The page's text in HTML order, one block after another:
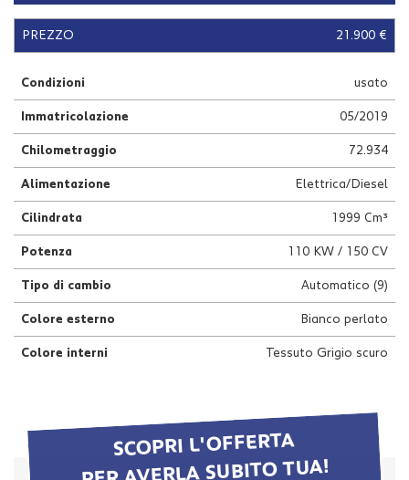
PREZZO 21.900 €
Condizioni usato
Immatricolazione 05/2019
Chilometraggio 72.934
Alimentazione Elettrica/Diesel
Cilindrata 1999 Cm³
Potenza 110 KW / 150 CV
Tipo di cambio Automatico (9)
Colore esterno Bianco perlato
Colore interni Tessuto Grigio scuro
SCOPRI L'OFFERTA
PER AVERLA SUBITO TUA!
di
questi
di
si
rimanda
cookie
Puoi
rivedere
e
modificare
le
tue
scelte